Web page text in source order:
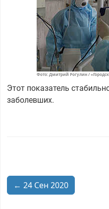
Фото: Дмитрий Рогулин /
Этот показатель
заболевших.
← 24 Сен 2020